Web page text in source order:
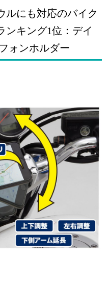
ルにも対応のバイク
ンキング1位：デイ
ォンホルダー